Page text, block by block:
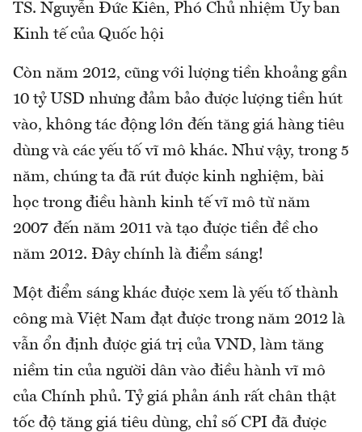
TS. Nguyễn Đức Kiên, Phó Chủ nhiệm Ủy ban
Kinh tế của Quốc hội
Còn năm 2012, cũng với lượng tiền khoảng gần
10 tỷ USD nhưng đảm bảo được lượng tiền hút
vào, không tác động lớn đến tăng giá hàng tiêu
dùng và các yếu tố vĩ mô khác. Như vậy, trong 5
năm, chúng ta đã rút được kinh nghiệm, bài
học trong điều hành kinh tế vĩ mô từ năm
2007 đến năm 2011 và tạo được tiền đề cho
năm 2012. Đây chính là điểm sáng!
Một điểm sáng khác được xem là yếu tố thành
công mà Việt Nam đạt được trong năm 2012 là
vẫn ổn định được giá trị của VND, làm tăng
niềm tin của người dân vào điều hành vĩ mô
của Chính phủ. Tỷ giá phản ánh rất chân thật
tốc độ tăng giá tiêu dùng, chỉ số CPI đã được